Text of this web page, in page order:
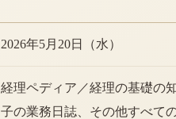
2026年5月20日（水）
経理ペディア／経理の基礎の
子の業務日誌、その他すべて